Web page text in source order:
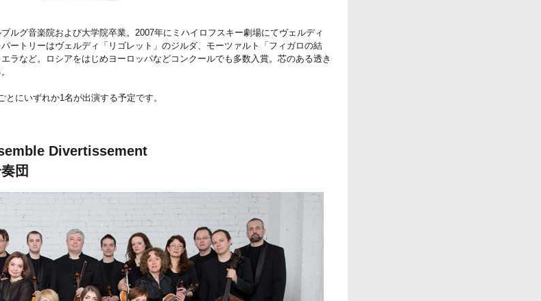
ルグ音楽院および大学院卒業。2007年にミハイロフスキー劇場にてヴェルディ
ートリーはヴェルディ「リゴレット」のジルダ、モーツァルト「フィガロの結
ラなど。ロシアをはじめヨーロッパなどコンクールでも多数入賞。芯のある透き
にいずれか1名が出演する予定です。
Divertissement
団